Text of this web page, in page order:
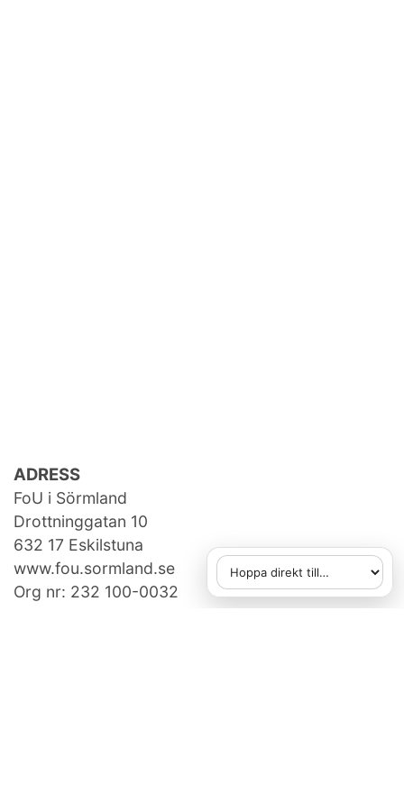
ADRESS
FoU i Sörmland
Drottninggatan 10
632 17 Eskilstuna
www.fou.sormland.se
Org nr: 232 100-0032
Hoppa direkt till
När du väljer ett alternativ